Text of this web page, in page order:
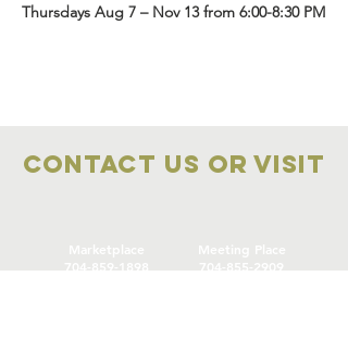
Thursdays Aug 7 – Nov 13 from 6:00-8:30 PM
Contact Us OR VISIT